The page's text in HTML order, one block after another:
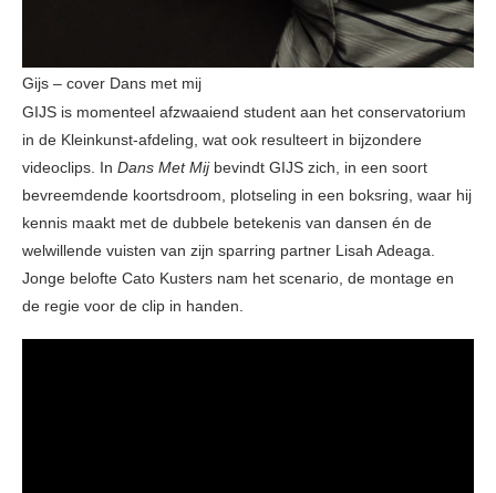
Gijs – cover Dans met mij
GIJS is momenteel afzwaaiend student aan het conservatorium
in de Kleinkunst-afdeling, wat ook resulteert in bijzondere
videoclips. In Dans Met Mijbevindt GIJS zich, in een soort
bevreemdende koortsdroom, plotseling in een boksring, waar hij
kennis maakt met de dubbele betekenis van dansen én de
welwillende vuisten van zijn sparring partner Lisah Adeaga.
Jonge belofte Cato Kusters nam het scenario, de montage en
de regie voor de clip in handen.